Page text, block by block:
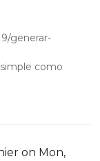
generar-
como
on Mon,